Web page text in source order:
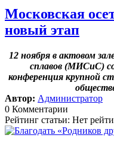
Московская
новый этап
12 ноября в актовом
сплавов (МИСиС)
конференция крупной
Автор: Администратор
0 Комментарии
Рейтинг статьи: Нет